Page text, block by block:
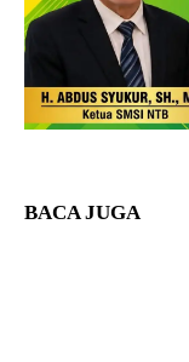
BACA JUGA